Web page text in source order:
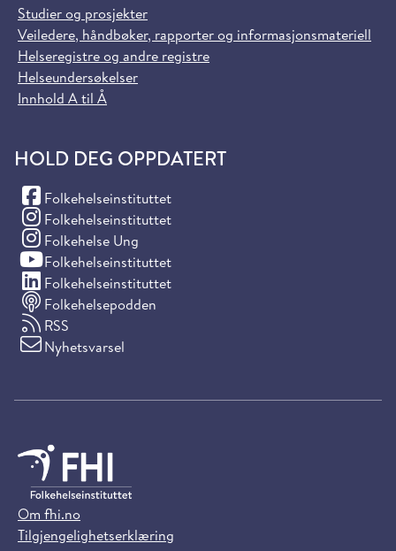
Studier og prosjekter
Veiledere, håndbøker, rapporter og informasjonsmateriell
Helseregistre og andre registre
Helseundersøkelser
Innhold A til Å
HOLD DEG OPPDATERT
Folkehelseinstituttet
(Facebook)
Folkehelseinstituttet
(Instagram)
Folkehelse Ung
(Instagram)
Folkehelseinstituttet
(YouTube)
Folkehelseinstituttet
(LinkedIn)
Folkehelsepodden
RSS
Nyhetsvarsel
Om fhi.no
Tilgjengelighetserklæring